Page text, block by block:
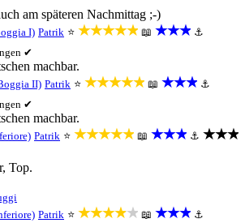
am späteren Nachmittag ;-)
I) Patrik ⭐ ★★★★★ 📖 ★★★ ⚓
✔
machbar.
II) Patrik ⭐ ★★★★★ 📖 ★★★ ⚓
✔
machbar.
Patrik ⭐ ★★★★★ 📖 ★★★ ⚓ ★★★
Top.
Patrik ⭐ ★★★★★ 📖 ★★★ ⚓